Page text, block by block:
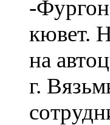
-Фургон
кювет.
на
г.